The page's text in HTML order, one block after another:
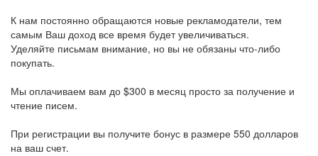
К нам постоянно обращаются новые рекламодатели, тем
самым Ваш доход все время будет увеличиваться.
Уделяйте письмам внимание, но вы не обязаны что-либо
покупать.
Мы оплачиваем вам до $300 в месяц просто за получение и
чтение писем.
При регистрации вы получите бонус в размере 550 долларов
на ваш счет.